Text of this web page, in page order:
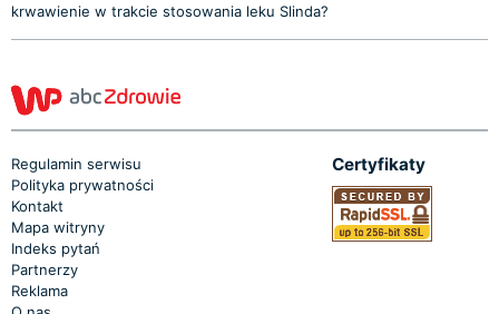
krwawienie w trakcie stosowania leku Slinda?
Regulamin serwisu
Polityka prywatności
Kontakt
Mapa witryny
Indeks pytań
Partnerzy
Reklama
Certyfikaty